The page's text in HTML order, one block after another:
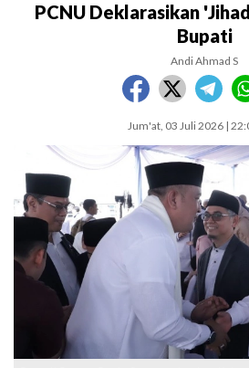
PCNU Deklarasikan
Bupati
Andi Ahmad S
Jum'at, 03 Juli 2026 |